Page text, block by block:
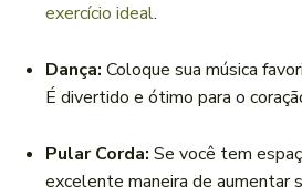
exercício ideal.
Dança: Coloque sua música
É divertido e ótimo para o
Pular Corda: Se você tem
excelente maneira de aumentar